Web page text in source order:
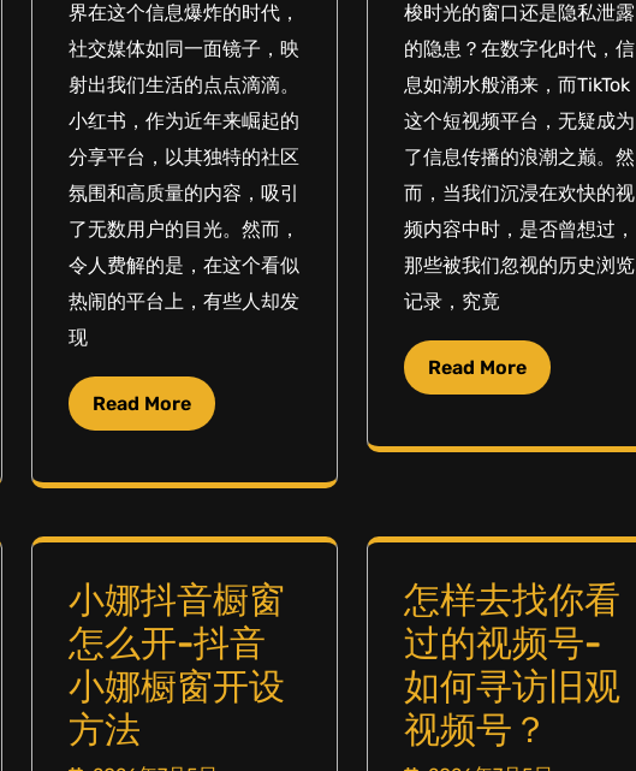
界在这个信息爆炸的时代，
社交媒体如同一面镜子，映
射出我们生活的点点滴滴。
小红书，作为近年来崛起的
分享平台，以其独特的社区
氛围和高质量的内容，吸引
了无数用户的目光。然而，
令人费解的是，在这个看似
热闹的平台上，有些人却发
现
Read More
梭时光的窗口还是隐私泄露
的隐患？在数字化时代，信
息如潮水般涌来，而TikTok
这个短视频平台，无疑成为
了信息传播的浪潮之巅。然
而，当我们沉浸在欢快的视
频内容中时，是否曾想过，
那些被我们忽视的历史浏览
记录，究竟
Read More
小娜抖音橱窗
怎么开-抖音
小娜橱窗开设
方法
怎样去找你看
过的视频号-
如何寻访旧观
视频号？